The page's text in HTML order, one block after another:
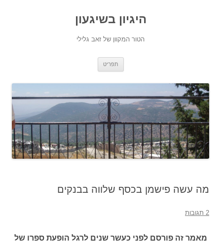
היגיון בשיגעון
הטור המקוון של זאב גלילי
תפריט
מה עשה פישמן בכסף שלווה בבנקים
2 תגובות
מאמר זה פורסם לפני כעשר שנים לרגל הופעת ספרו של